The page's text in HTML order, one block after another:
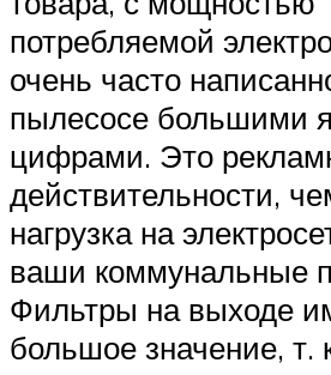
потребляемой
очень часто
пылесосе большими
цифрами. Это
действительности,
нагрузка на
ваши коммунальные
Фильтры на выходе
большое значение, т.